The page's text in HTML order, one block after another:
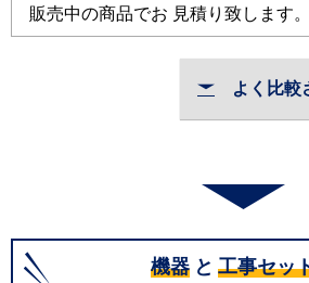
販売中の商品でお 見積り致します。
よく比較
機器 と 工事セッ